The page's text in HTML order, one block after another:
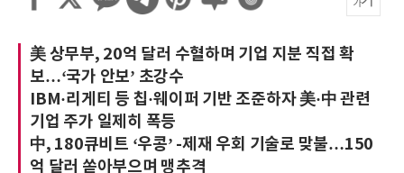
美 상무부, 20억 달러 수혈하며 기업 지분 직접 확
보…‘국가 안보’ 초강수
IBM·리게티 등 칩·웨이퍼 기반 조준하자 美·中 관련
기업 주가 일제히 폭등
中, 180큐비트 ‘우콩’ -제재 우회 기술로 맞불…150
억 달러 쏟아부으며 맹추격